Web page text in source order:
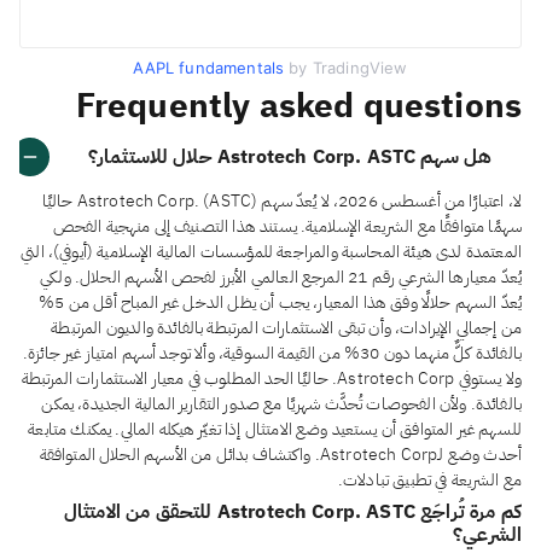
AAPL fundamentals by TradingView
Frequently asked questions
هل سهم Astrotech Corp. ASTC حلال للاستثمار؟
لا، اعتبارًا من أغسطس 2026، لا يُعدّ سهم Astrotech Corp. (ASTC) حاليًا
سهمًا متوافقًا مع الشريعة الإسلامية. يستند هذا التصنيف إلى منهجية الفحص
المعتمدة لدى هيئة المحاسبة والمراجعة للمؤسسات المالية الإسلامية (أيوفي)، التي
يُعدّ معيارها الشرعي رقم 21 المرجع العالمي الأبرز لفحص الأسهم الحلال. ولكي
يُعدّ السهم حلالًا وفق هذا المعيار، يجب أن يظل الدخل غير المباح أقل من 5%
من إجمالي الإيرادات، وأن تبقى الاستثمارات المرتبطة بالفائدة والديون المرتبطة
بالفائدة كلٌّ منهما دون 30% من القيمة السوقية، وألا توجد أسهم امتياز غير جائزة.
ولا يستوفي Astrotech Corp. حاليًا الحد المطلوب في معيار الاستثمارات المرتبطة
بالفائدة. ولأن الفحوصات تُحدَّث شهريًا مع صدور التقارير المالية الجديدة، يمكن
للسهم غير المتوافق أن يستعيد وضع الامتثال إذا تغيّر هيكله المالي. يمكنك متابعة
أحدث وضع لـAstrotech Corp. واكتشاف بدائل من الأسهم الحلال المتوافقة
مع الشريعة في تطبيق تبادلات.
كم مرة تُراجَع Astrotech Corp. ASTC للتحقق من الامتثال
الشرعي؟